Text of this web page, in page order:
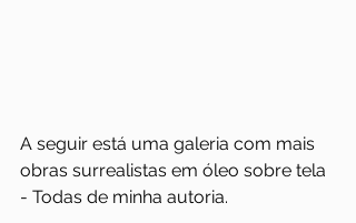
A seguir está uma galeria com mais
obras surrealistas em óleo sobre tela
- Todas de minha autoria.